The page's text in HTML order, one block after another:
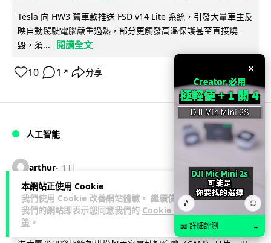
本網站正使用 Cookie
我們使用 Cookie 改善網站體驗。 繼續使用
我們的網站即表示您同意我們的 Cookie 政
策 。
Tesla 向 HW3 舊車款推送 FSD v14 Lite 系統，引發大量車主反
映自動駕駛電腦嚴重過熱，部分更觸發高溫保護甚至直接燒
毀，須...
閱讀全文
10 1 ↗ 分享
人工智能
arthur 1 日
港大工程學院研極簡架構晶片 搜尋速度
勝標準 CPU 1 億倍
×
🎵 ⛶
📖 詳細評測 →